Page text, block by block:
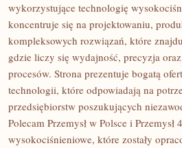
CIEKAWOSTKI
GIGANTY
ŚWIATA
wykorzystujące technologię
koncentruje się na projektowaniu,
kompleksowych rozwiązań, które
gdzie liczy się wydajność, precyzja
procesów. Strona prezentuje bogatą
technologii, które odpowiadają na
przedsiębiorstw poszukujących
Polecam Przemysł w Polsce i
wysokociśnieniowe, które zostały